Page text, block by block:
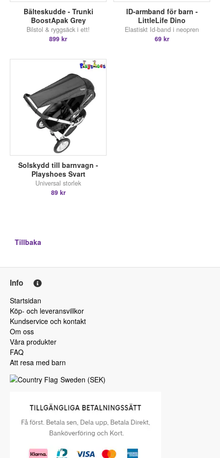
Bälteskudde - Trunki
BoostApak Grey
Bilstol & ryggsäck i ett!
899 kr
ID-armband för barn -
LittleLife Dino
Elastiskt Id-band i neopren
69 kr
Solskydd till barnvagn -
Playshoes Svart
Universal storlek
89 kr
Tillbaka
Info
Startsidan
Köp- och leveransvillkor
Kundservice och kontakt
Om oss
Våra produkter
FAQ
Att resa med barn
Sweden (SEK)